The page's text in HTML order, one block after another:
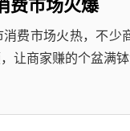
费市场火热，不
让商家赚的个盆满钵